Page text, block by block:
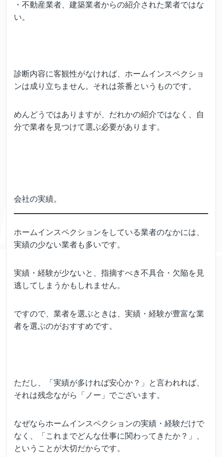
・不動産業者、建築業者からの紹介された業者ではな
い。
診断内容に客観性がなければ、ホームインスペクショ
ンは成り立ちません。それは茶番というものです。
めんどうではありますが、だれかの紹介ではなく、自
分で業者を見つけて選ぶ必要があります。
会社の実績。
ホームインスペクションをしている業者のなかには、
実績の少ない業者も多いです。
実績・経験が少ないと、指摘すべき不具合・欠陥を見
逃してしまうかもしれません。
ですので、業者を選ぶときは、実績・経験が豊富な業
者を選ぶのがおすすめです。
ただし、「実績が多ければ安心か？」と言われれば、
それは残念ながら「ノー」でございます。
なぜならホームインスペクションの実績・経験だけで
なく、「これまでどんな仕事に関わってきたか？」、
ということが大切だからです。